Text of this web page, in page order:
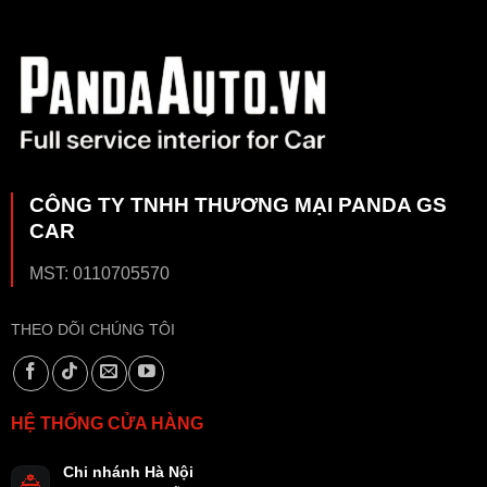
CÔNG TY TNHH THƯƠNG MẠI PANDA GS
CAR
MST: 0110705570
THEO DÕI CHÚNG TÔI
HỆ THỐNG CỬA HÀNG
Chi nhánh Hà Nội